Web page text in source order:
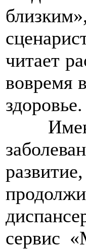
читает
вовремя
здоровье.
сервис